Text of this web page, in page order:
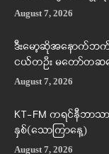
August 7, 2026
ဒီးမော့ဆိုအနောက်ဘက်
ငယ်တဦး မတော်တဆ
August 7, 2026
KT-FM ကရင်နီဘာ
နှစ်(သောကြာနေ့)
August 7, 2026